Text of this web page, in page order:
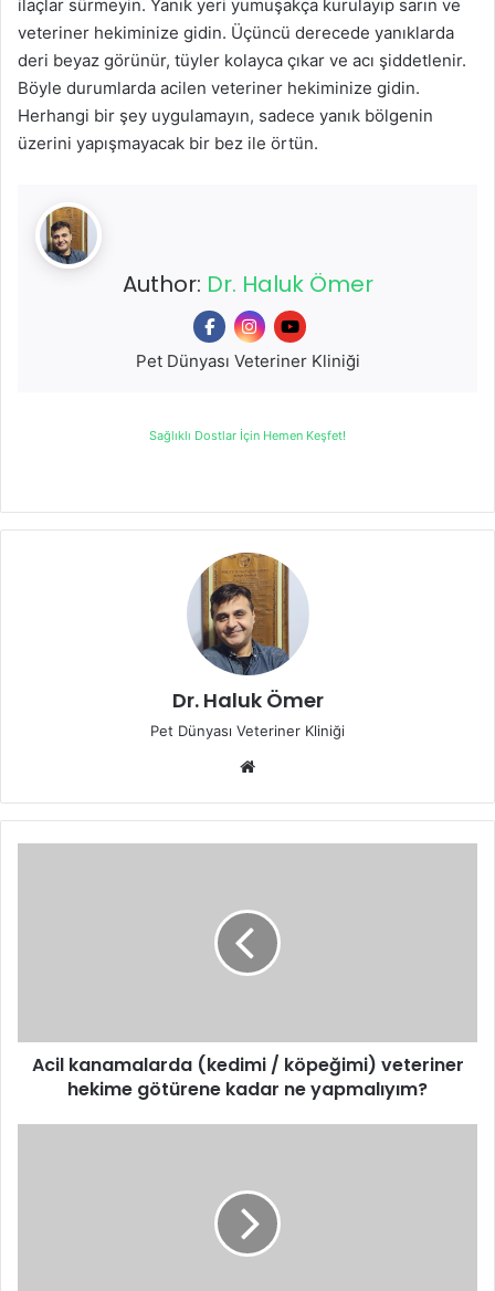
ilaçlar sürmeyin. Yanık yeri yumuşakça kurulayıp sarın ve
veteriner hekiminize gidin. Üçüncü derecede yanıklarda
deri beyaz görünür, tüyler kolayca çıkar ve acı şiddetlenir.
Böyle durumlarda acilen veteriner hekiminize gidin.
Herhangi bir şey uygulamayın, sadece yanık bölgenin
üzerini yapışmayacak bir bez ile örtün.
Author: Dr. Haluk Ömer
Pet Dünyası Veteriner Kliniği
Sağlıklı Dostlar İçin Hemen Keşfet!
Dr. Haluk Ömer
Pet Dünyası Veteriner Kliniği
Acil kanamalarda (kedimi / köpeğimi) veteriner
hekime götürene kadar ne yapmalıyım?